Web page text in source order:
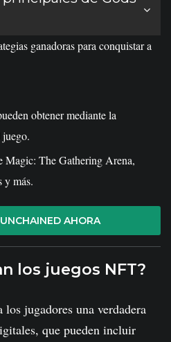
ganadoras para conquistar a
obtener mediante la
Magic: The Gathering Arena,
y más.
AHORA
los juegos NFT?
jugadores una verdadera
que pueden incluir